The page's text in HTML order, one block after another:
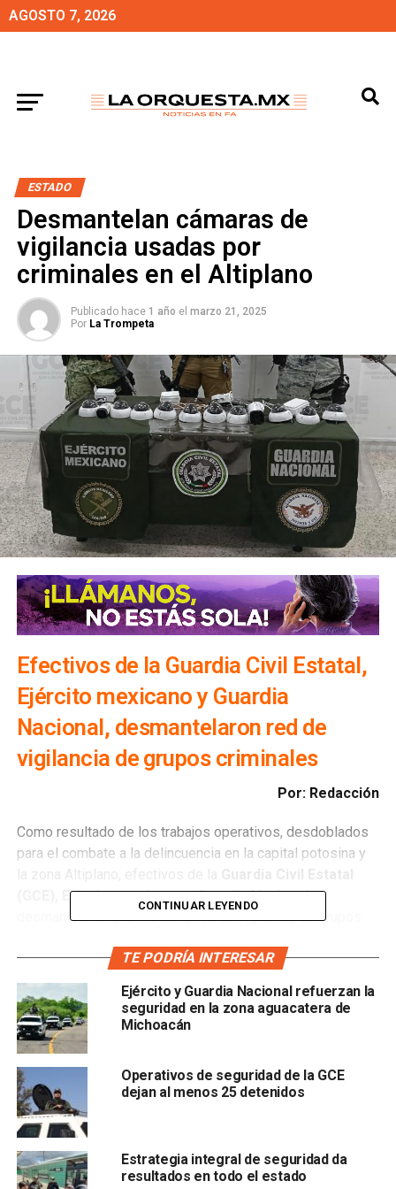
AGOSTO 7, 2026
ESTADO
Desmantelan cámaras de
vigilancia usadas por
criminales en el Altiplano
Publicado hace 1 año el marzo 21, 2025
Por La Trompeta
Efectivos de la Guardia Civil Estatal,
Ejército mexicano y Guardia
Nacional, desmantelaron red de
vigilancia de grupos criminales
Por: Redacción
Como resultado de los trabajos operativos, desdoblados
para el combate a la delincuencia en la capital potosina y
(GCE), Ejército mexicano y Guardia Nacional,
desmantelaron una presunta red de vigilancia de grupos
Operaciones Mixtas Interinstitucional (BOMI),permitió
que al norte de la capital potosina, se aseguraran 12
cámaras de video y cuatro módems, instaladas en puntos
(“halconeo”) a una ubicación identificada como “punto” de
venta de droga de un grupo criminal.
CONTINUAR LEYENDO
TE PODRÍA INTERESAR
Ejército y Guardia Nacional refuerzan la
seguridad en la zona aguacatera de
Michoacán
Operativos de seguridad de la GCE
dejan al menos 25 detenidos
Estrategia integral de seguridad da
resultados en todo el estado